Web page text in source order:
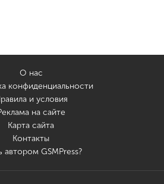
О нас
конфиденциальности
и условия
на сайте
Карта сайта
Контакты
автором GSMPress?